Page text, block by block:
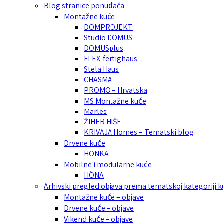
Blog stranice ponuđača
Montažne kuće
DOMPROJEKT
Studio DOMUS
DOMUSplus
FLEX-fertighaus
Stela Haus
CHASMA
PROMO – Hrvatska
MS Montažne kuće
Marles
ŽIHER HIŠE
KRIVAJA Homes – Tematski blog
Drvene kuće
HONKA
Mobilne i modularne kuće
HÖNA
Arhivski pregled objava prema tematskoj kategoriji
Montažne kuće – objave
Drvene kuće – objave
Vikend kuće – objave